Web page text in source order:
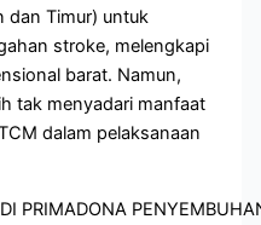
dan Timur) untuk
stroke, melengkapi
barat. Namun,
tak menyadari manfaat
dalam pelaksanaan